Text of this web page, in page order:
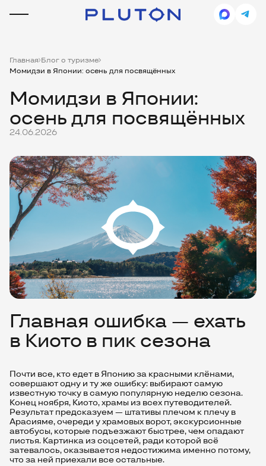
Главная Блог о туризме
Момидзи в Японии: осень для посвящённых
Момидзи в Японии:
осень для посвящённых
24.06.2026
Главная ошибка — ехать
в Киото в пик сезона
Почти все, кто едет в Японию за красными клёнами,
совершают одну и ту же ошибку: выбирают самую
известную точку в самую популярную неделю сезона.
Конец ноября, Киото, храмы из всех путеводителей.
Результат предсказуем — штативы плечом к плечу в
Арасияме, очереди у храмовых ворот, экскурсионные
автобусы, которые подъезжают быстрее, чем опадают
листья. Картинка из соцсетей, ради которой всё
затевалось, оказывается недостижима именно потому,
что за ней приехали все остальные.